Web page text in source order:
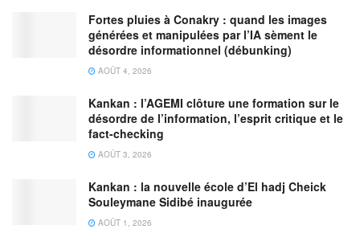
Fortes pluies à Conakry : quand les images
générées et manipulées par l’IA sèment le
désordre informationnel (débunking)
AOÛT 4, 2026
Kankan : l’AGEMI clôture une formation sur le
désordre de l’information, l’esprit critique et le
fact-checking
AOÛT 3, 2026
Kankan : la nouvelle école d’El hadj Cheick
Souleymane Sidibé inaugurée
AOÛT 1, 2026